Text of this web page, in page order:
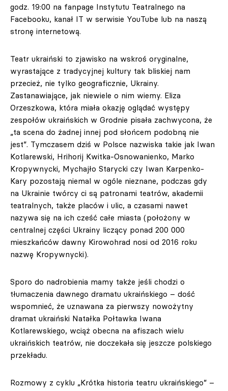
godz. 19:00 na fanpage Instytutu Teatralnego na
Facebooku, kanał IT w serwisie YouTube lub na naszą
stronę internetową.
Teatr ukraiński to zjawisko na wskroś oryginalne,
wyrastające z tradycyjnej kultury tak bliskiej nam
przecież, nie tylko geograficznie, Ukrainy.
Zastanawiające, jak niewiele o nim wiemy. Eliza
Orzeszkowa, która miała okazję oglądać występy
zespołów ukraińskich w Grodnie pisała zachwycona, że
„ta scena do żadnej innej pod słońcem podobną nie
jest”. Tymczasem dziś w Polsce nazwiska takie jak Iwan
Kotlarewski, Hrihorij Kwitka-Osnowanienko, Marko
Kropywnycki, Mychajło Starycki czy Iwan Karpenko-
Kary pozostają niemal w ogóle nieznane, podczas gdy
na Ukrainie twórcy ci są patronami teatrów, akademii
teatralnych, także placów i ulic, a czasami nawet
nazywa się na ich cześć całe miasta (położony w
centralnej części Ukrainy liczący ponad 200 000
mieszkańców dawny Kirowohrad nosi od 2016 roku
nazwę Kropywnycki).
Sporo do nadrobienia mamy także jeśli chodzi o
tłumaczenia dawnego dramatu ukraińskiego – dość
wspomnieć, że uznawana za pierwszy nowożytny
dramat ukraiński Natałka Połtawka Iwana
Kotlarewskiego, wciąż obecna na afiszach wielu
ukraińskich teatrów, nie doczekała się jeszcze polskiego
przekładu.
Rozmowy z cyklu „Krótka historia teatru ukraińskiego” –